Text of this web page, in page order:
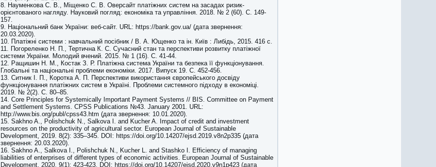
8. Науменкова С. В., Міщенко С. В. Оверсайт платіжних систем на засадах ризик-
орієнтованого нагляду. Науковий погляд: економіка та управління. 2018. № 2 (60). С. 149-
157.
9. Національний банк України: веб-сайт. URL: https://bank.gov.ua/ (дата звернення:
20.03.2020).
10. Платіжні системи : навчальний посібник / В. А. Ющенко та ін. Київ : Либідь, 2015. 416 с.
11. Погореленко Н. П., Тертична К. С. Сучасний стан та перспективи розвитку платіжної
системи України. Молодий вчений. 2015. № 1 (16). С. 41-44.
12. Ращишин Н. М., Костак З. Р. Платіжна система України та безпека її функціонування.
Глобальні та національні проблеми економіки. 2017. Випуск 19. С. 452-456.
13. Ситник І. П., Коротка А. П. Перспективи використання європейського досвіду
функціонування платіжних систем в Україні. Проблеми системного підходу в економіці.
2019. № 2(2). С. 80–85.
14. Core Principles for Systemically Important Payment Systems // BIS. Committee on Payment
and Settlement Systems. CPSS Publications №43. January 2001. URL:
http://www.bis.org/publ/cpss43.htm (дата звернення: 10.01.2020).
15. Sakhno A., Polishchuk N., Salkova I. and Kucher A. Impact of credit and investment
resources on the productivity of agricultural sector. European Journal of Sustainable
Development, 2019. 8(2): 335–345. DOI: https://doi.org/10.14207/ejsd.2019.v8n2p335 (дата
звернення: 20.03.2020).
16. Sakhno A., Salkova I., Polishchuk N., Kucher L. and Stashko I. Efficiency of managing
liabilities of enterprises of different types of economic activities. European Journal of Sustainable
Development, 2020. 9(1): 423-423. DOI: https://doi.org/10.14207/ejsd.2020.v9n1p423 (дата